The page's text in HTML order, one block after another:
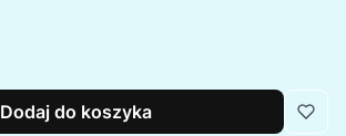
Dodaj do koszyka